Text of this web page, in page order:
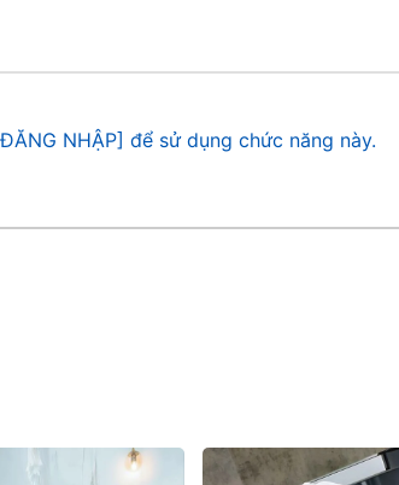
NHẬP] để sử dụng chức năng này.